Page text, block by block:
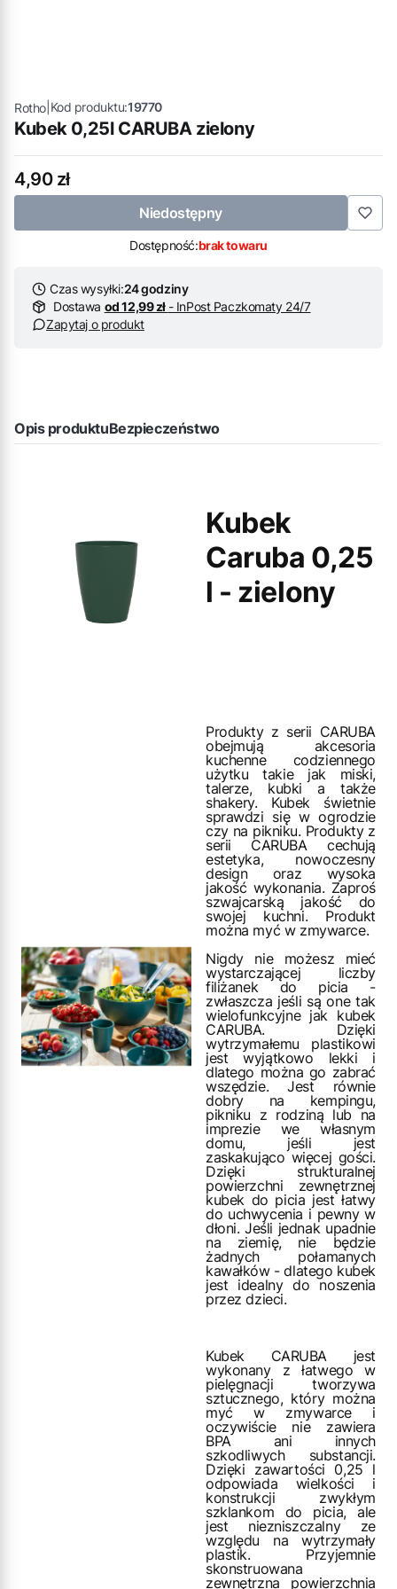
Rotho| Kod produktu:19770
Kubek 0,25l CARUBA zielony
Cena
4,90 zł
Niedostępny
Dostępność:brak towaru
Czas wysyłki:24 godziny
Dostawa od 12,99 zł - InPost Paczkomaty 24/7
Zapytaj o produkt
Opis produktuBezpieczeństwo
Kubek
Caruba 0,25
l - zielony
Produkty z serii CARUBA
obejmują akcesoria
kuchenne codziennego
użytku takie jak miski,
talerze, kubki a także
shakery. Kubek świetnie
sprawdzi się w ogrodzie
czy na pikniku. Produkty z
serii CARUBA cechują
estetyka, nowoczesny
design oraz wysoka
jakość wykonania. Zaproś
szwajcarską jakość do
swojej kuchni. Produkt
można myć w zmywarce.
Nigdy nie możesz mieć
wystarczającej liczby
filiżanek do picia -
zwłaszcza jeśli są one tak
wielofunkcyjne jak kubek
CARUBA. Dzięki
wytrzymałemu plastikowi
jest wyjątkowo lekki i
dlatego można go zabrać
wszędzie. Jest równie
dobry na kempingu,
pikniku z rodziną lub na
imprezie we własnym
domu, jeśli jest
zaskakująco więcej gości.
Dzięki strukturalnej
powierzchni zewnętrznej
kubek do picia jest łatwy
do uchwycenia i pewny w
dłoni. Jeśli jednak upadnie
na ziemię, nie będzie
żadnych połamanych
kawałków - dlatego kubek
jest idealny do noszenia
przez dzieci.
Kubek CARUBA jest
wykonany z łatwego w
pielęgnacji tworzywa
sztucznego, który można
myć w zmywarce i
oczywiście nie zawiera
BPA ani innych
szkodliwych substancji.
Dzięki zawartości 0,25 l
odpowiada wielkości i
konstrukcji zwykłym
szklankom do picia, ale
jest niezniszczalny ze
względu na wytrzymały
plastik. Przyjemnie
skonstruowana
zewnętrzna powierzchnia